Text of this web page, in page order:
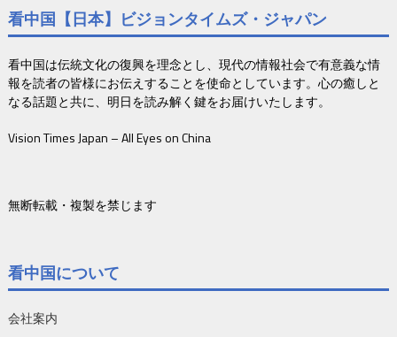
看中国【日本】ビジョンタイムズ・ジャパン
看中国は伝統文化の復興を理念とし、現代の情報社会で有意義な情
報を読者の皆様にお伝えすることを使命としています。心の癒しと
なる話題と共に、明日を読み解く鍵をお届けいたします。
Vision Times Japan – All Eyes on China
無断転載・複製を禁じます
看中国について
会社案内